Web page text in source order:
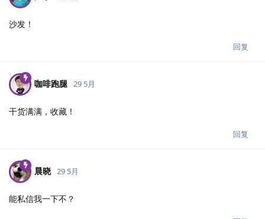
沙发！
回复
咖啡跑腿 29 5月
干货满满，收藏！
回复
晨晓 29 5月
能私信我一下不？